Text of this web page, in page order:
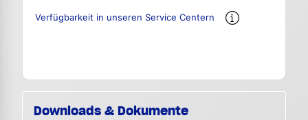
Verfügbarkeit in unseren Service Centern
Downloads & Dokumente